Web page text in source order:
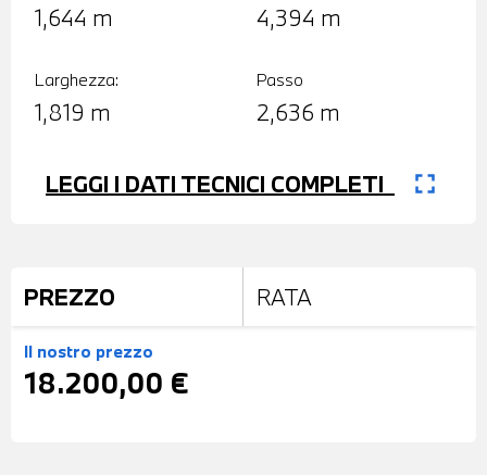
1,644 m 4,394 m
Larghezza:
1,819 m
Passo
2,636 m
LEGGI I DATI TECNICI COMPLETI fullscreen
PREZZO RATA
Il nostro prezzo
18.200,00 €